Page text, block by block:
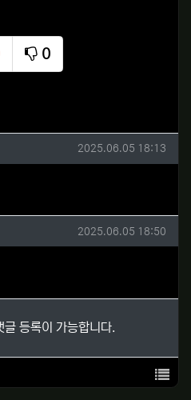
0
비추천
작성일
2025.06.05 18:13
글 작성일
2025.06.05 18:50
등록이 가능합니다.
목록